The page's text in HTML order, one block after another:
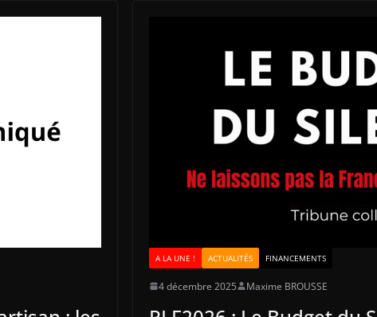
A LA UNE ! ACTUALITÉS FINANCEMENTS
4 décembre 2025 Maxime BROUSSE